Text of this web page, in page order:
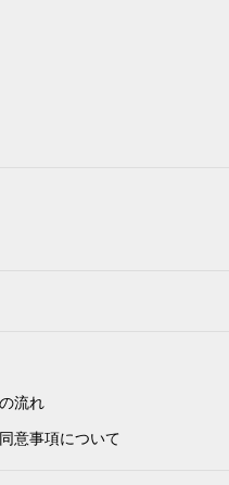
流れ
意事項について